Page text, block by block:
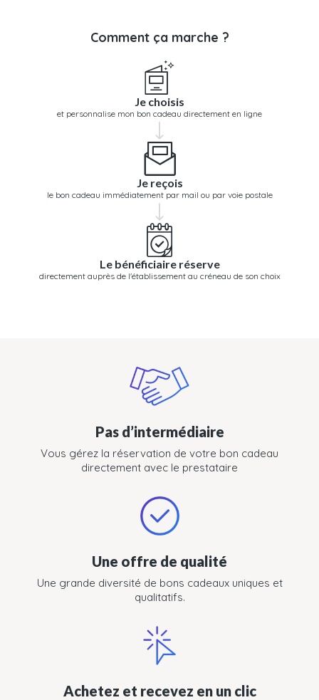
Comment ça marche ?
Je choisis
et personnalise mon bon cadeau directement en ligne
Je reçois
le bon cadeau immédiatement par mail ou par voie postale
Le bénéficiaire réserve
directement auprès de l'établissement au créneau de son choix
Pas d’intermédiaire
Vous gérez la réservation de votre bon cadeau
directement avec le prestataire
Une offre de qualité
Une grande diversité de bons cadeaux uniques et
qualitatifs.
Achetez et recevez en un clic